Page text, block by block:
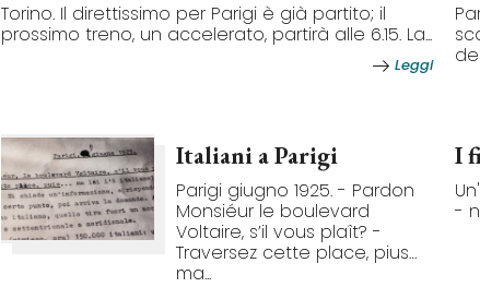
Torino. Il direttissimo per Parigi è già partito; il
prossimo treno, un accelerato, partirà alle 6.15. La...
Leggi
Italiani a Parigi
Parigi giugno 1925. - Pardon
Monsiéur le boulevard
Voltaire, s’il vous plaît? -
Traversez cette place, pius…
ma...
I
-